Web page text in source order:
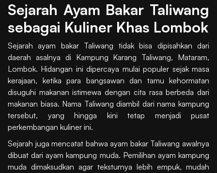
Sejarah Ayam Bakar Taliwang
sebagai Kuliner Khas Lombok
Sejarah ayam bakar Taliwang tidak bisa dipisahkan dari
daerah asalnya di Kampung Karang Taliwang, Mataram,
Lombok. Hidangan ini dipercaya mulai populer sejak masa
kerajaan, ketika para bangsawan dan tamu kehormatan
disuguhi makanan istimewa dengan cita rasa berbeda dari
makanan biasa. Nama Taliwang diambil dari nama kampung
tersebut, yang hingga kini tetap menjadi pusat
perkembangan kuliner ini.
Sejarah juga mencatat bahwa ayam bakar Taliwang awalnya
dibuat dari ayam kampung muda. Pemilihan ayam kampung
muda dimaksudkan agar teksturnya lebih empuk, mudah